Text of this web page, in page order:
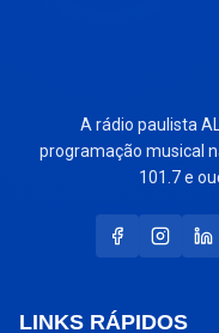
A rádio paulista
programação musical
101.7 e
LINKS RÁPIDOS